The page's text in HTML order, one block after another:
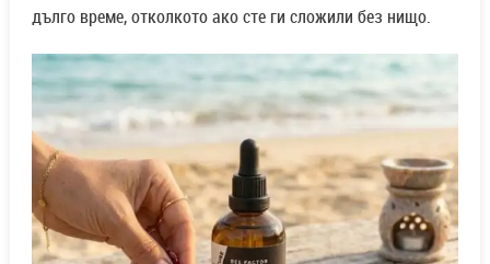
дълго време, отколкото ако сте ги сложили без нищо.